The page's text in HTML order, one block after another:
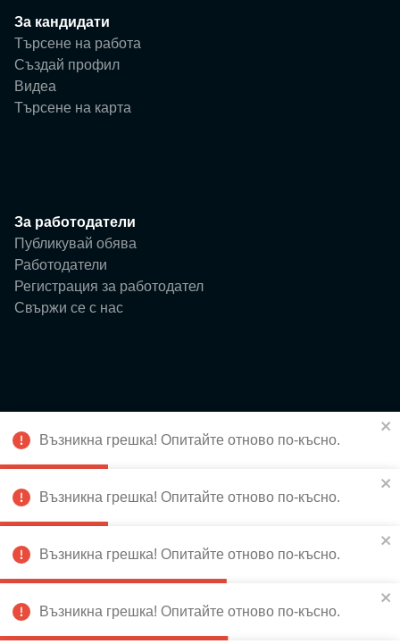
За кандидати
Търсене на работа
Създай профил
Видеа
Търсене на карта
За работодатели
Публикувай обява
Работодатели
Регистрация за работодател
Свържи се с нас
Блог
Събития
За нас
Истории
Абонирай се за новини
Възникна грешка! Опитайте отново по-късно.
Възникна грешка! Опитайте отново по-късно.
Възникна грешка! Опитайте отново по-късно.
Възникна грешка! Опитайте отново по-късно.